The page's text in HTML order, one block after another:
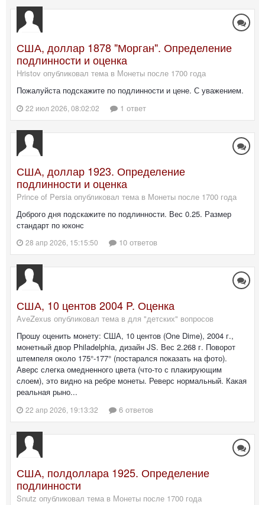
США, доллар 1878 "Морган". Определение
подлинности и оценка
Hristov опубликовал тема в Монеты после 1700 года
Пожалуйста подскажите по подлинности и цене. С уважением.
22 июл 2026, 08:02:02 1 ответ
США, доллар 1923. Определение
подлинности и оценка
Prince of Persia опубликовал тема в Монеты после 1700 года
Доброго дня подскажите по подлинности. Вес 0.25. Размер
стандарт по юконс
28 апр 2026, 15:15:50 10 ответов
США, 10 центов 2004 P. Оценка
AveZexus опубликовал тема в для "детских" вопросов
Прошу оценить монету: США, 10 центов (One Dime), 2004 г.,
монетный двор Philadelphia, дизайн JS. Вес 2.268 г. Поворот
штемпеля около 175°-177° (постарался показать на фото).
Аверс слегка омедненного цвета (что-то с плакирующим
слоем), это видно на ребре монеты. Реверс нормальный. Какая
реальная рыно...
22 апр 2026, 19:13:32 6 ответов
США, полдоллара 1925. Определение
подлинности
Snutz опубликовал тема в Монеты после 1700 года